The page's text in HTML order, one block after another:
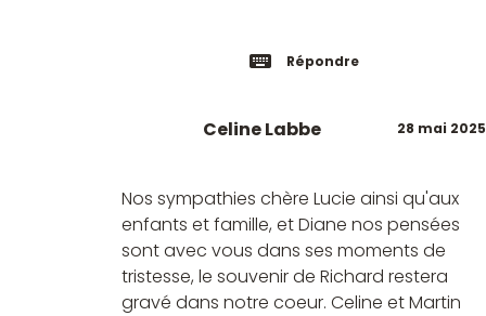
Répondre
28 mai 2025
Celine Labbe
Nos sympathies chère Lucie ainsi qu'aux
enfants et famille, et Diane nos pensées
sont avec vous dans ses moments de
tristesse, le souvenir de Richard restera
gravé dans notre coeur. Celine et Martin